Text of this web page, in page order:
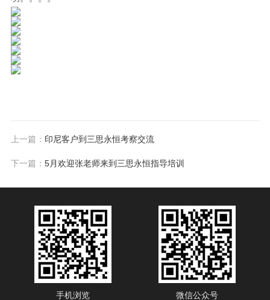
上一篇： 印尼客户到三思永恒考察交流
下一篇： 5月欢迎张老师来到三思永恒指导培训
手机浏览 微信公众号